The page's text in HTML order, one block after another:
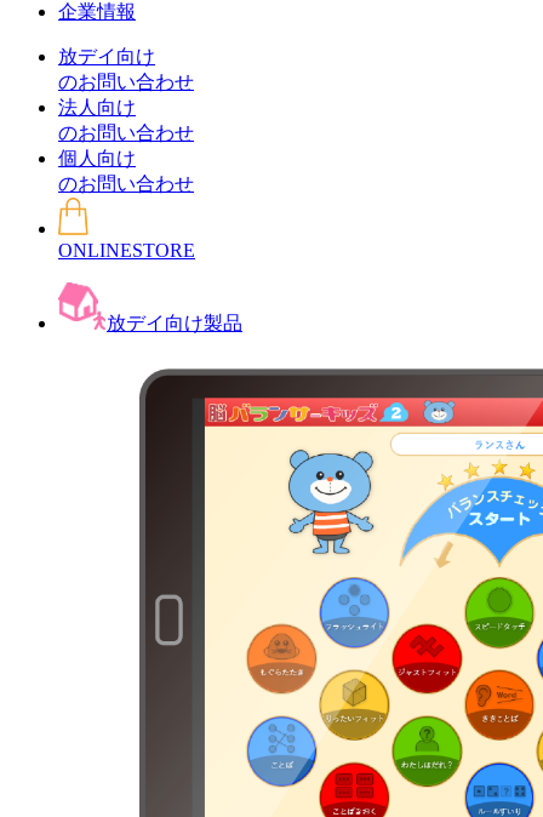
企業情報
放デイ向け
のお問い合わせ
法人向け
のお問い合わせ
個人向け
のお問い合わせ
ONLINESTORE
放デイ向け製品